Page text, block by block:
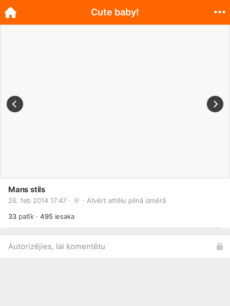
Mans stils
26. feb 2014 17:47 · · Atvērt attēlu pilnā izmērā
33patīk · 495iesaka
Autorizējies, lai komentētu
Cute baby!